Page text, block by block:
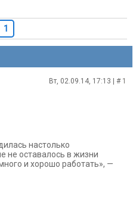
1
Вт, 02.09.14, 17:13 | # 1
настолько
не оставалось в жизни
и хорошо работать», —